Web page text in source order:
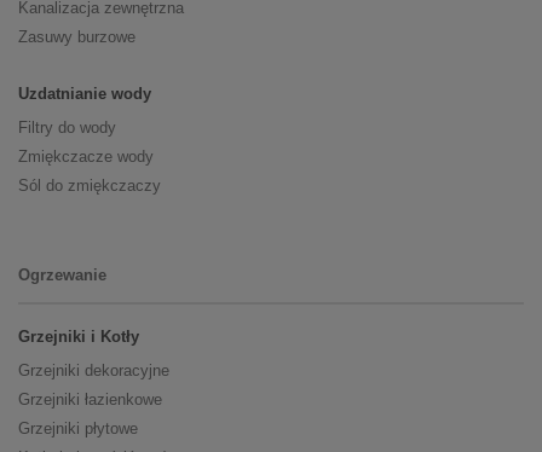
Kanalizacja zewnętrzna
Zasuwy burzowe
Uzdatnianie wody
Filtry do wody
Zmiękczacze wody
Sól do zmiękczaczy
Ogrzewanie
Grzejniki i Kotły
Grzejniki dekoracyjne
Grzejniki łazienkowe
Grzejniki płytowe